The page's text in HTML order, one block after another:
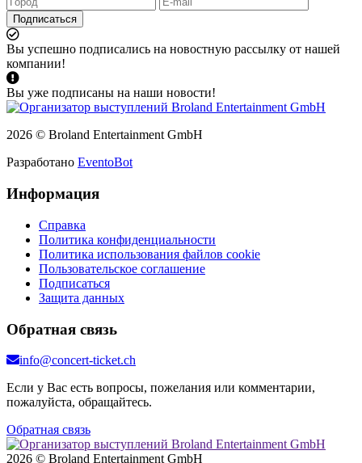
Подписаться
Вы успешно подписались на новостную рассылку от нашей
компании!
Вы уже подписаны на наши новости!
2026 © Broland Entertainment GmbH
Разработано EventoBot
Информация
Справка
Политика конфиденциальности
Политика использования файлов cookie
Пользовательское соглашение
Подписаться
Защита данных
Обратная связь
info@concert-ticket.ch
Если у Вас есть вопросы, пожелания или комментарии,
пожалуйста, обращайтесь.
Обратная связь
2026 © Broland Entertainment GmbH